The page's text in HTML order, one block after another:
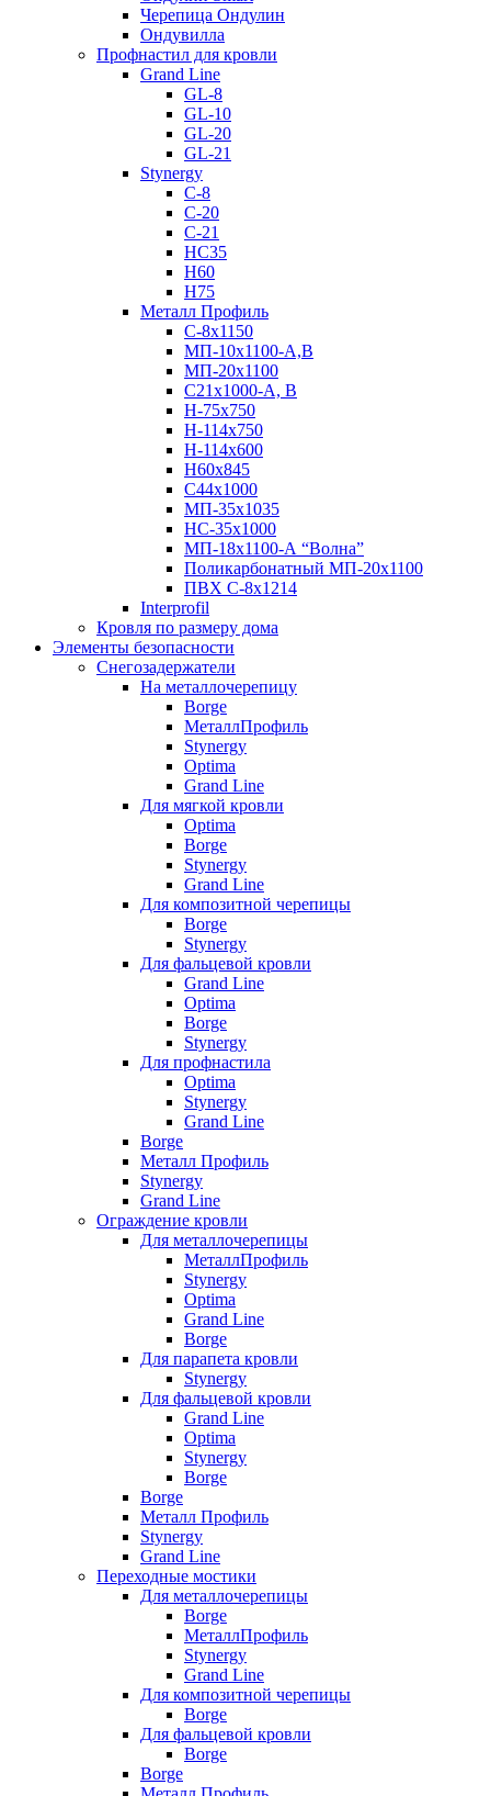
Черепица Ондулин
Ондувилла
Профнастил для кровли
Grand Line
GL-8
GL-10
GL-20
GL-21
Stynergy
C-8
C-20
C-21
НС35
Н60
H75
Металл Профиль
С-8х1150
МП-10x1100-А,В
МП-20х1100
С21х1000-А, В
H-75х750
Н-114х750
Н-114х600
Н60х845
С44х1000
МП-35х1035
НС-35х1000
МП-18х1100-А “Волна”
Поликарбонатный МП-20х1100
ПВХ С-8х1214
Interprofil
Кровля по размеру дома
Элементы безопасности
Снегозадержатели
На металлочерепицу
Borge
МеталлПрофиль
Stynergy
Optima
Grand Line
Для мягкой кровли
Optima
Borge
Stynergy
Grand Line
Для композитной черепицы
Borge
Stynergy
Для фальцевой кровли
Grand Line
Optima
Borge
Stynergy
Для профнастила
Optima
Stynergy
Grand Line
Borge
Металл Профиль
Stynergy
Grand Line
Ограждение кровли
Для металлочерепицы
МеталлПрофиль
Stynergy
Optima
Grand Line
Borge
Для парапета кровли
Stynergy
Для фальцевой кровли
Grand Line
Optima
Stynergy
Borge
Borge
Металл Профиль
Stynergy
Grand Line
Переходные мостики
Для металлочерепицы
Borge
МеталлПрофиль
Stynergy
Grand Line
Для композитной черепицы
Borge
Для фальцевой кровли
Borge
Borge